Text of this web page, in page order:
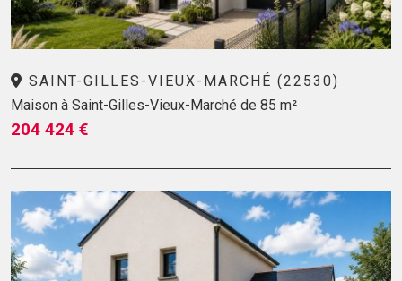
SAINT-GILLES-VIEUX-MARCHÉ (22530)
Maison à Saint-Gilles-Vieux-Marché de 85 m²
204 424 €